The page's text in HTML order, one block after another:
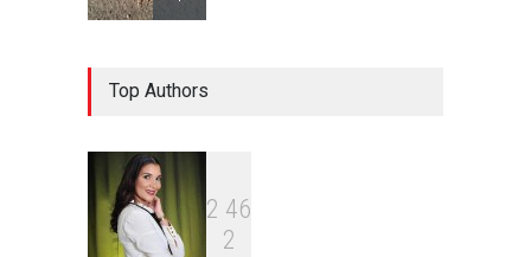
Condenan dos miembros de
red transnacional de
Top Authors
2 46
2